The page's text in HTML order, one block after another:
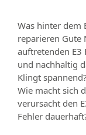
Was hinter dem
reparieren Gute
auftretenden E3
und nachhaltig
Klingt
Wie macht sich
verursacht den
Fehler